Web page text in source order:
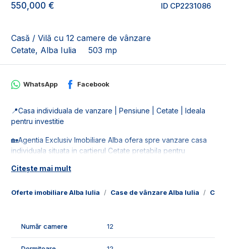
ID CP2231086
550,000 €
Casă / Vilă cu 12 camere de vânzare
Cetate, Alba Iulia
503 mp
Oferte imobiliare Alba Iulia Case de vânzare Alba Iulia
WhatsApp Facebook
📍Casa individuala de vanzare | Pensiune | Cetate | Ideala
pentru investitie
🏡Agentia Exclusiv Imobiliare Alba ofera spre vanzare casa
individuala situata in cartierul Cetate pretabila pentru
690 mp.
🚰Este racordata la toate retelele de utilitati: apa, gaz, curent
- 12 camere din care 5 dormitoare cu baie proprie si
Citește mai mult
Număr camere 12